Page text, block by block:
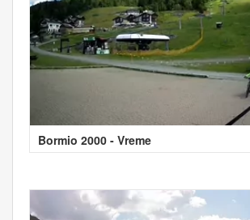
Bormio 2000 - Vreme